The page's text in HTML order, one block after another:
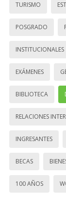
TURISMO
POSGRADO
INSTITUCIONALES
EXÁMENES
BIBLIOTECA
RELACIONES
INGRESANTES
BECAS
100 AÑOS